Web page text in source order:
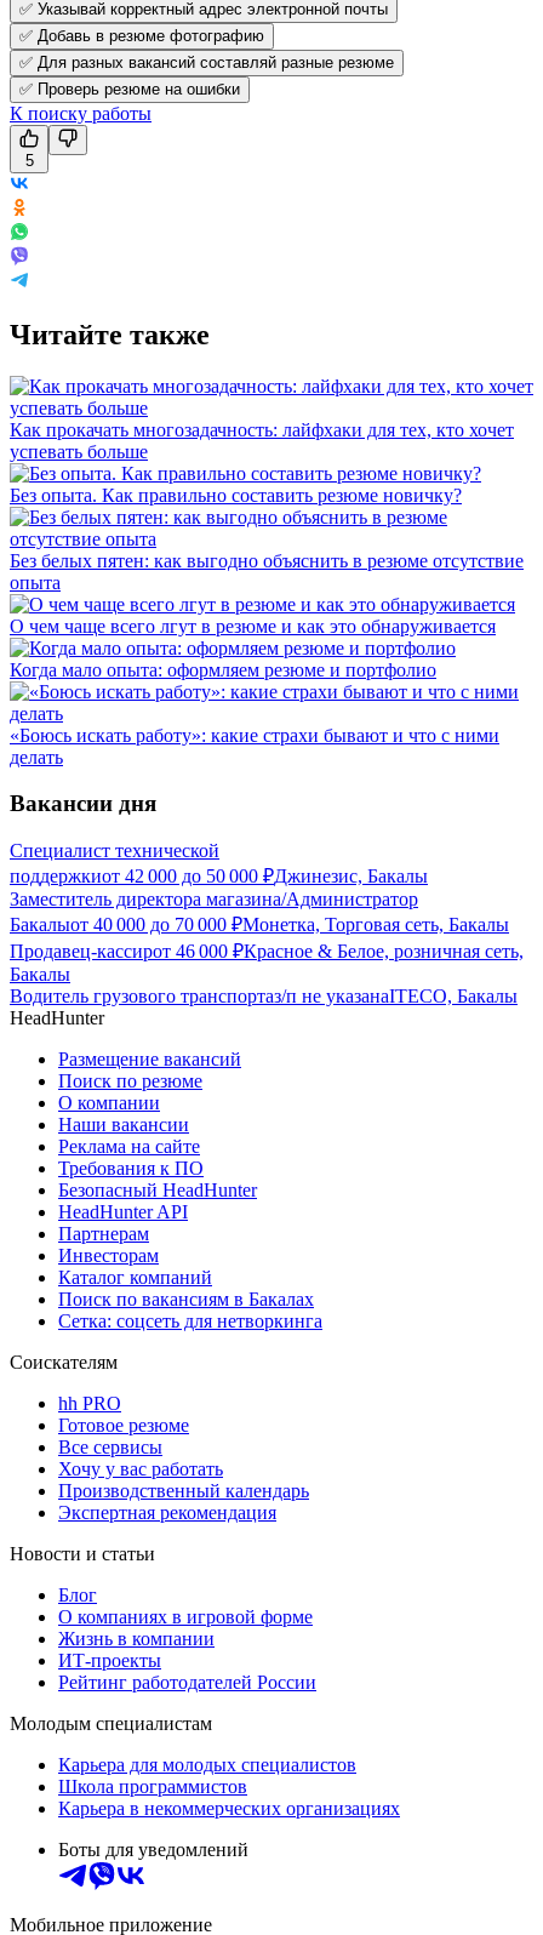
✅ Указывай корректный адрес электронной почты
✅ Добавь в резюме фотографию
✅ Для разных вакансий составляй разные резюме
✅ Проверь резюме на ошибки
К поиску работы
5
Читайте также
Как прокачать многозадачность: лайфхаки для тех, кто хочет
успевать больше
Без опыта. Как правильно составить резюме новичку?
Без белых пятен: как выгодно объяснить в резюме отсутствие
опыта
О чем чаще всего лгут в резюме и как это обнаруживается
Когда мало опыта: оформляем резюме и портфолио
«Боюсь искать работу»: какие страхи бывают и что с ними
делать
Вакансии дня
Специалист технической
поддержкиот 42 000 до 50 000 ₽Джинезис, Бакалы
Заместитель директора магазина/Администратор
Бакалыот 40 000 до 70 000 ₽Монетка, Торговая сеть, Бакалы
Продавец-кассирот 46 000 ₽Красное & Белое, розничная сеть,
Бакалы
Водитель грузового транспортаз/п не указанаITECO, Бакалы
HeadHunter
Размещение вакансий
Поиск по резюме
О компании
Наши вакансии
Реклама на сайте
Требования к ПО
Безопасный HeadHunter
HeadHunter API
Партнерам
Инвесторам
Каталог компаний
Поиск по вакансиям в Бакалах
Сетка: соцсеть для нетворкинга
Соискателям
hh PRO
Готовое резюме
Все сервисы
Хочу у вас работать
Производственный календарь
Экспертная рекомендация
Новости и статьи
Блог
О компаниях в игровой форме
Жизнь в компании
ИТ-проекты
Рейтинг работодателей России
Молодым специалистам
Карьера для молодых специалистов
Школа программистов
Карьера в некоммерческих организациях
Боты для уведомлений
Мобильное приложение